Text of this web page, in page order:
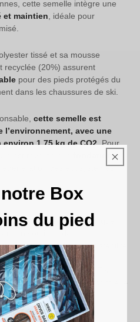
cette semelle intègre une
et maintien, idéale pour
tissé et sa mousse
recyclée (20%) assurent
pour des pieds protégés du
dans les chaussures de ski.
cette semelle est
l’environnement, avec une
1,75 kg de CO2. Pour
est reversé à la
fondation
des écosystèmes.
: Conception spécifique
La coque en EVA garantit stabilité
polyester et mousse Evamic
et une protection contre le
Box
du pied